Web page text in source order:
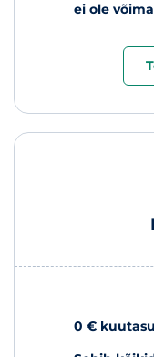
ei ole
0 € kuutasu